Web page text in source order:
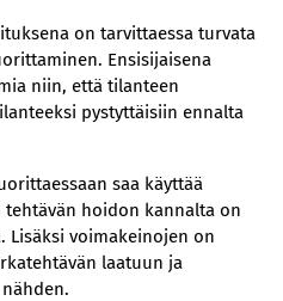
on tarvittaessa turvata
Ensisijaisena
niin, että tilanteen
pystyttäisiin ennalta
saa käyttää
hoidon kannalta on
Lisäksi voimakeinojen on
laatuun ja